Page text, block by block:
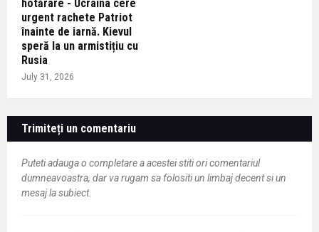
hotărâre - Ucraina cere
urgent rachete Patriot
înainte de iarnă. Kievul
speră la un armistițiu cu
Rusia
July 31, 2026
Trimiteți un comentariu
Puteti adauga o completare a acestei stiti ori comentariul
dumneavoastra, dar va rugam sa folositi un limbaj decent si un
mesaj la subiect.